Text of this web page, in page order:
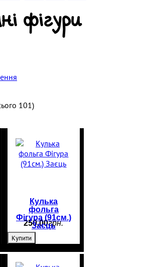
фігури
101)
Кулька
фольга
Фігура (91см.)
Заєць
250,00грн.
Купити